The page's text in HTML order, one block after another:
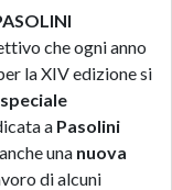
che ogni anno
la XIV edizione si
speciale
a Pasolini
una nuova
di alcuni